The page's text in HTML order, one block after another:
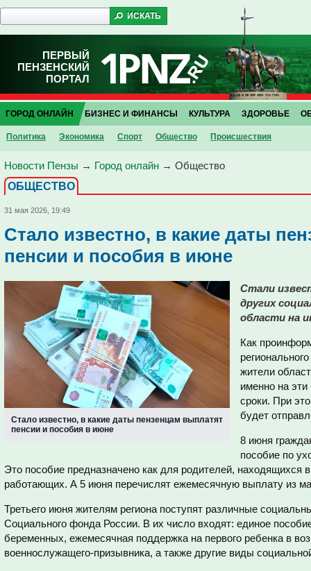
ПЕРВЫЙ
ПЕНЗЕНСКИЙ
ПОРТАЛ
ГОРОД ОНЛАЙН
Политика Экономика Спорт Общество Проиcшествия
БИЗНЕС И ФИНАНСЫ КУЛЬТУРА ЗДОРОВЬЕ
Новости Пензы → Город онлайн → Общество
ОБЩЕСТВО
31 мая 2026, 19:49
Стало известно, в какие даты
пенсии и пособия в июне
Стало известно, в какие даты пензенцам выплатят
пенсии и пособия в июне
Стали
других
области на
Как
жители
именно на
сроки. При
будет
8 июня
пособие по
Это пособие предназначено как для родителей, находящихся
работающих. А 5 июня перечислят ежемесячную выплату из
Третьего июня жителям региона поступят различные
Социального фонда России. В их число входят: единое
беременных, ежемесячная поддержка на первого ребенка в
военнослужащего-призывника, а также другие виды